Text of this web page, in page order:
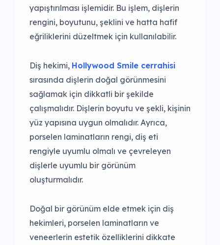
yapıştırılması işlemidir. Bu işlem, dişlerin
rengini, boyutunu, şeklini ve hatta hafif
eğriliklerini düzeltmek için kullanılabilir.
Diş hekimi, Hollywood Smile cerrahisi
sırasında dişlerin doğal görünmesini
sağlamak için dikkatli bir şekilde
çalışmalıdır. Dişlerin boyutu ve şekli, kişinin
yüz yapısına uygun olmalıdır. Ayrıca,
porselen laminatların rengi, diş eti
rengiyle uyumlu olmalı ve çevreleyen
dişlerle uyumlu bir görünüm
oluşturmalıdır.
Doğal bir görünüm elde etmek için diş
hekimleri, porselen laminatların ve
veneerlerin estetik özelliklerini dikkate